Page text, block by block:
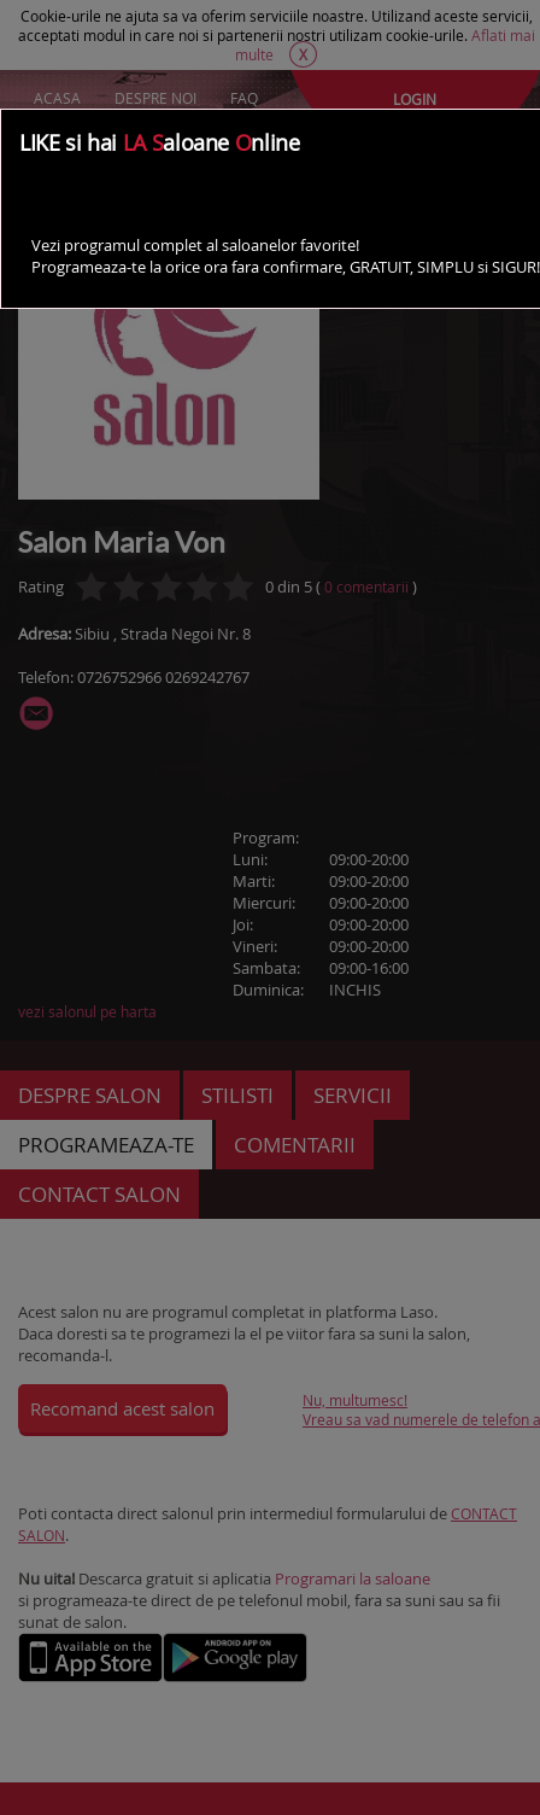
Cookie-urile ne ajuta sa va oferim serviciile noastre. Utilizand aceste servicii,
acceptati modul in care noi si partenerii nostri utilizam cookie-urile. Aflati mai
multe
X
ACASA DESPRE NOI FAQ
AI UN SALON?
LOGIN
Salon Maria Von
Rating 0din 5( 0 comentarii )
Adresa:Sibiu , Strada Negoi Nr. 8
Telefon: 0726752966 0269242767
Program:
Luni:
09:00-20:00
Marti:
09:00-20:00
Miercuri:
09:00-20:00
Joi:
09:00-20:00
Vineri:
09:00-20:00
Sambata:
09:00-16:00
Duminica:
INCHIS
vezi salonul pe harta
DESPRE SALON STILISTI
SERVICII
PROGRAMEAZA-TE
COMENTARII
CONTACT SALON
Acest salon nu are programul completat in platforma Laso.
Daca doresti sa te programezi la el pe viitor fara sa suni la salon,
recomanda-l.
Recomand acest salon
Nu, multumesc!
Vreau sa vad numerele de telefon
Poti contacta direct salonul prin intermediul formularului de CONTACT
SALON.
Nu uita! Descarca gratuit si aplicatia Programari la saloane
si programeaza-te direct de pe telefonul mobil, fara sa suni sau sa fii
sunat de salon.
LIKE si hai LA Saloane Online
Vezi programul complet al saloanelor favorite!
Programeaza-te la orice ora fara confirmare, GRATUIT, SIMPLU si SIGUR!